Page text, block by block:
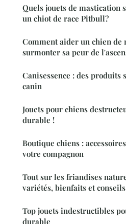
Quels jouets de mastication
un chiot de race Pitbull?
Comment aider un chien de
surmonter sa peur de
Canisessence : des
canin
Jouets pour chiens
durable !
Boutique chiens :
votre compagnon
Tout sur les friandises
variétés, bienfaits et
Top jouets indestructibles
durable